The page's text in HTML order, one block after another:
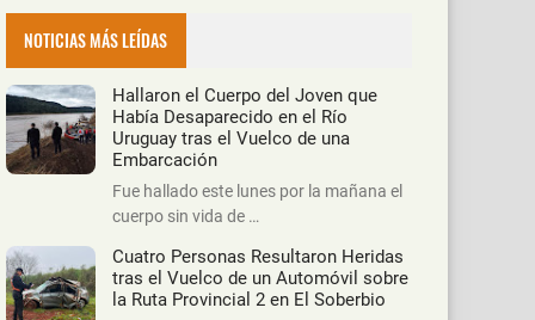
NOTICIAS MÁS LEÍDAS
Hallaron el Cuerpo del Joven que
Había Desaparecido en el Río
Uruguay tras el Vuelco de una
Embarcación
Fue hallado este lunes por la mañana el
cuerpo sin vida de …
Cuatro Personas Resultaron Heridas
tras el Vuelco de un Automóvil sobre
la Ruta Provincial 2 en El Soberbio